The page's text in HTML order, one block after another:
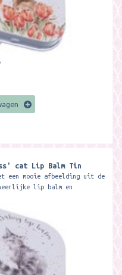
cat Lip Balm Tin
mooie afbeelding uit de
lip balm en